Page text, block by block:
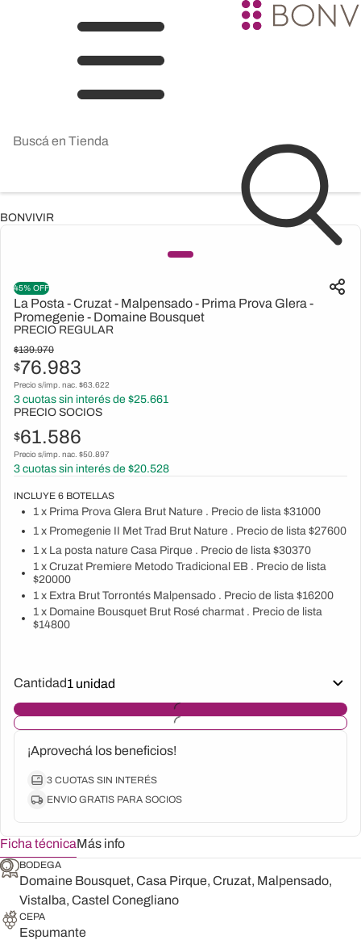
BONVIVIR
45% OFF
La Posta - Cruzat - Malpensado - Prima Prova Glera -
Promegenie - Domaine Bousquet
PRECIO REGULAR
$139.970
$76.983
Precio s/imp. nac. $63.622
3 cuotas sin interés de $25.661
PRECIO SOCIOS
$61.586
Precio s/imp. nac. $50.897
3 cuotas sin interés de $20.528
INCLUYE 6 BOTELLAS
1 x Prima Prova Glera Brut Nature . Precio de lista $31000
1 x Promegenie II Met Trad Brut Nature . Precio de lista $27600
1 x La posta nature Casa Pirque . Precio de lista $30370
1 x Cruzat Premiere Metodo Tradicional EB . Precio de lista
$20000
1 x Extra Brut Torrontés Malpensado . Precio de lista $16200
1 x Domaine Bousquet Brut Rosé charmat . Precio de lista
$14800
¡Aprovechá los beneficios!
3 CUOTAS SIN INTERÉS
ENVIO GRATIS PARA SOCIOS
Cantidad
Ficha técnicaMás info
BODEGA
Domaine Bousquet, Casa Pirque, Cruzat, Malpensado,
Vistalba, Castel Conegliano
CEPA
Espumante